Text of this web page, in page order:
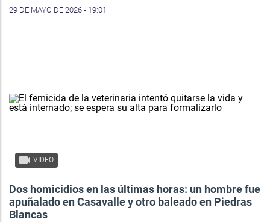
29 DE MAYO DE 2026 - 19:01
VIDEO
Dos homicidios en las últimas horas: un hombre fue
apuñalado en Casavalle y otro baleado en Piedras
Blancas